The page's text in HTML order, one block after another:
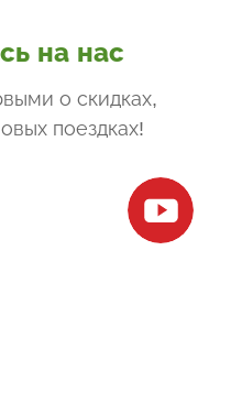
на нас
о скидках,
поездках!